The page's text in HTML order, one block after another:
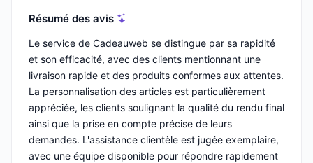
Résumé des avis
Le service de Cadeauweb se distingue par sa rapidité
et son efficacité, avec des clients mentionnant une
livraison rapide et des produits conformes aux attentes.
La personnalisation des articles est particulièrement
appréciée, les clients soulignant la qualité du rendu final
ainsi que la prise en compte précise de leurs
demandes. L'assistance clientèle est jugée exemplaire,
avec une équipe disponible pour répondre rapidement